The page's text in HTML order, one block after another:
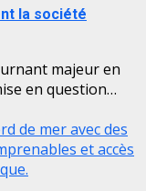
la société
majeur en
en question…